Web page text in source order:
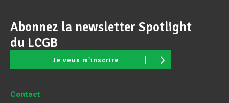
Abonnez la newsletter Spotlight
du LCGB
Je veux m'inscrire
Contact